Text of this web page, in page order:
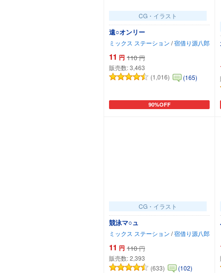
CG・イラスト
遠○オンリー
ミックス ステーション /宿借り源八郎
11 円 110 円
販売数:3,463
(1,016)
(165)
90%OFF
カートに追加
CG・イラスト
競泳マ○ュ
ミックス ステーション /宿借り源八郎
11 円 110 円
販売数:2,393
(633)
(102)